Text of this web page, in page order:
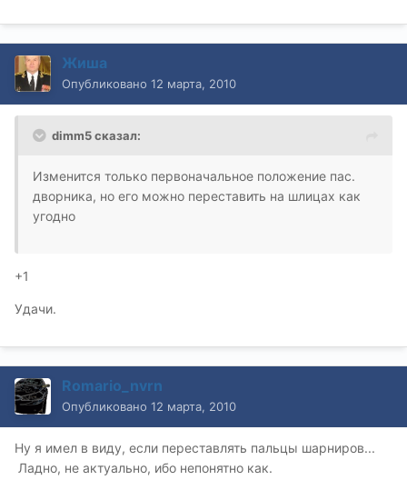
Жиша
Опубликовано 12 марта, 2010
dimm5 сказал:
Изменится только первоначальное положение пас.
дворника, но его можно переставить на шлицах как
угодно
+1
Удачи.
Romario_nvrn
Опубликовано 12 марта, 2010
Ну я имел в виду, если переставлять пальцы шарниров...
Ладно, не актуально, ибо непонятно как.